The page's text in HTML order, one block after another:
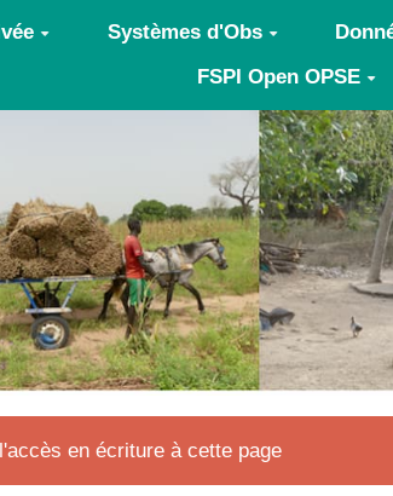
Systèmes d'Obs
FSPI Open OPSE
en écriture à cette page